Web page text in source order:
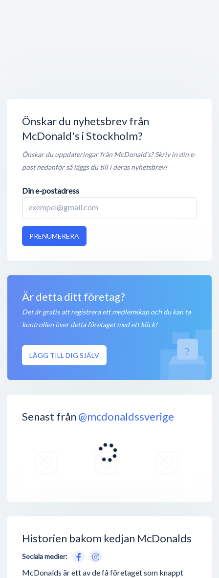
Önskar du nyhetsbrev från
McDonald's i Stockholm?
Önskar du uppdateringar från McDonald's? Skriv in din e-
post nedanför så läggs du till i deras nyhetsbrev!
Din e-postadress
PRENUMERERA
Är detta ditt företag?
Det är gratis att registrera ett medlemskap och du kan ta
kontrollen över detta företaget med ett klick!
LÄGG TILL DIG SJÄLV
Senast från @mcdonaldssverige
Historien bakom kedjan McDonalds
Sociala medier:
McDonalds är ett av de få företaget som knappt